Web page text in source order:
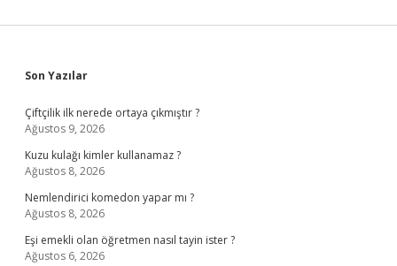
Sidebar
Son Yazılar
Çiftçilik ilk nerede ortaya çıkmıştır ?
Ağustos 9, 2026
Kuzu kulağı kimler kullanamaz ?
Ağustos 8, 2026
Nemlendirici komedon yapar mı ?
Ağustos 8, 2026
Eşi emekli olan öğretmen nasıl tayin ister ?
Ağustos 6, 2026